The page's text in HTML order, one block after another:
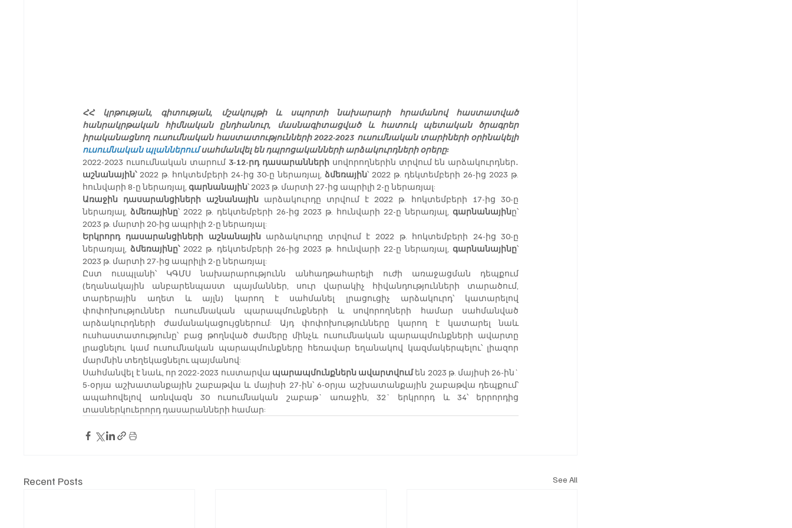
ՀՀ կրթության, գիտության, մշակույթի և սպորտի նախարարի հրամանով հաստատված
հանրակրթական հիմնական ընդհանուր, մասնագիտացված և հատուկ պետական ծրագրեր
իրականացնող ուսումնական հաստատությունների 2022-2023 ուսումնական տարիների օրինակելի
ուսումնական պլաններում սահմանվել են դպրոցականների արձակուրդների օրերը:
2022-2023 ուսումնական տարում 3-12-րդ դասարանների
աշնանային՝ 2022 թ. հոկտեմբերի 24-ից 30-ը ներառյալ, ձմեռային՝ 2022 թ. դեկտեմբերի 26-ից 2023 թ.
հունվարի 8-ը ներառյալ, գարնանային՝ 2023 թ. մարտի 27-ից ապրիլի 2-ը ներառյալ:
Առաջին դասարանցիների աշնանային արձակուրդը տրվում է 2022 թ. հոկտեմբերի 17-ից 30-ը
ներառյալ, ձմեռայինը՝ 2022 թ. դեկտեմբերի 26-ից 2023 թ. հունվարի 22-ը ներառյալ, գարնանայինը՝
2023 թ. մարտի 20-ից ապրիլի 2-ը ներառյալ:
Երկրորդ դասարանցիների աշնանային արձակուրդը տրվում է 2022 թ. հոկտեմբերի 24-ից 30-ը
ներառյալ, ձմեռայինը՝ 2022 թ. դեկտեմբերի 26-ից 2023 թ. հունվարի 22-ը ներառյալ, գարնանայինը՝
2023 թ. մարտի 27-ից ապրիլի 2-ը ներառյալ:
Ըստ ուսպլանի՝ ԿԳՄՍ նախարարությունն անհաղթահարելի ուժի առաջացման դեպքում
(եղանակային անբարենպաստ պայմաններ, սուր վարակիչ հիվանդությունների տարածում,
տարերային աղետ և այլն) կարող է սահմանել լրացուցիչ արձակուրդ՝ կատարելով
փոփոխություններ ուսումնական պարապմունքների և սովորողների համար սահմանված
արձակուրդների ժամանակացույցներում: Այդ փոփոխությունները կարող է կատարել նաև
ուսհաստատությունը՝ բաց թողնված ժամերը մինչև ուսումնական պարապմունքների ավարտը
լրացնելու կամ ուսումնական պարապմունքները հեռավար եղանակով կազմակերպելու՝ լիազոր
մարմնին տեղեկացնելու պայմանով:
Սահմանվել է նաև, որ 2022-2023 ուստարվա պարապմունքներն ավարտվում են 2023 թ. մայիսի 26-ին`
5-օրյա աշխատանքային շաբաթվա և մայիսի 27-ին՝ 6-օրյա աշխատանքային շաբաթվա դեպքում՝
ապահովելով առնվազն 30 ուսումնական շաբաթ` առաջին, 32` երկրորդ և 34՝ երրորդից
տասներկուերորդ դասարանների համար:
Recent Posts See All